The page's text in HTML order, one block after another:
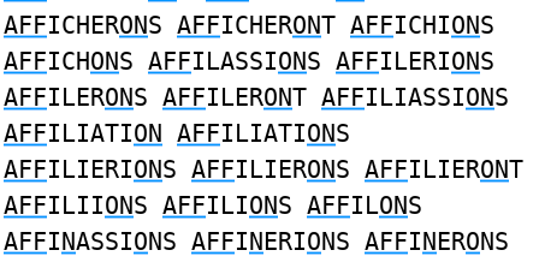
AFFICHERONS AFFICHERONT AFFICHIONS
AFFICHONS AFFILASSIONS AFFILERIONS
AFFILERONS AFFILERONT AFFILIASSIONS
AFFILIATION AFFILIATIONS
AFFILIERIONS AFFILIERONS AFFILIERONT
AFFILIIONS AFFILIONS AFFILONS
AFFINASSIONS AFFINERIONS AFFINERONS